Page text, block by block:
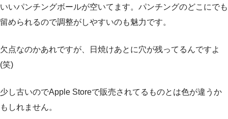
いいパンチングボールが空いてます。パンチングのどこにでも
留められるので調整がしやすいのも魅力です。
欠点なのかあれですが、日焼けあとに穴が残ってるんですよ
(笑)
少し古いのでApple Storeで販売されてるものとは色が違うか
もしれません。